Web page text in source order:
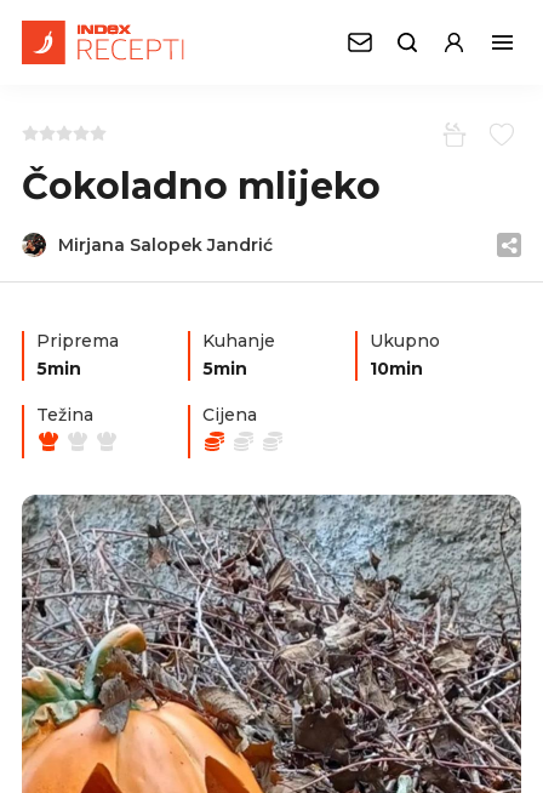
Čokoladno mlijeko
Mirjana Salopek Jandrić
Priprema
5min
Kuhanje
5min
Ukupno
10min
Težina Cijena